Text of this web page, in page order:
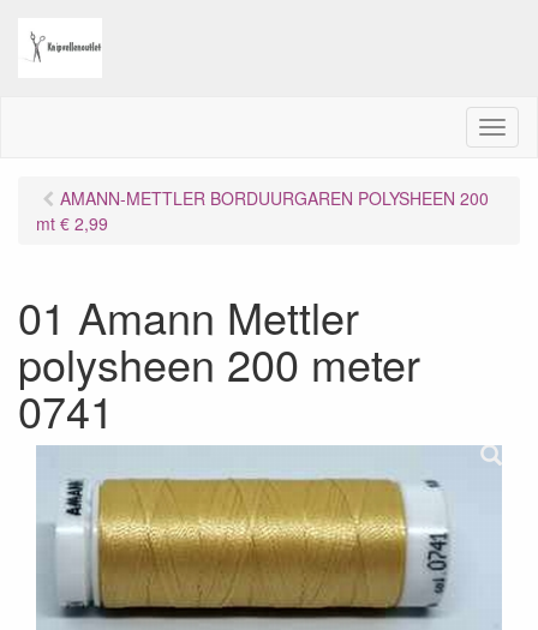
M
e
AMANN-METTLER BORDUURGAREN POLYSHEEN 200
mt € 2,99
01 Amann Mettler
polysheen 200 meter
0741